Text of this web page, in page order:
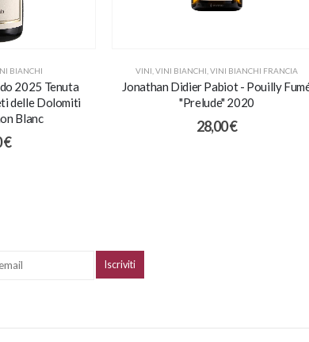
BIANCHI
2025 Tenuta
delle Dolomiti
Blanc
€
VINI VINI BIANCHI VINI BIANCHI FRANCIA
Jonathan Didier Pabiot - Pouilly
"Prelude" 2020
28,00€